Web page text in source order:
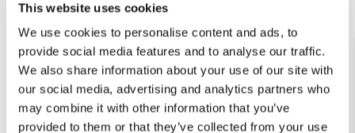
This website uses cookies
We use cookies to personalise content and ads, to
provide social media features and to analyse our traffic.
We also share information about your use of our site with
our social media, advertising and analytics partners who
may combine it with other information that you’ve
provided to them or that they’ve collected from your use
Poster: Kom mee, Kees,
Loes Riphagen
€ 9,99
Poster: Une belle histoire,
Angelique Weijers
€ 9,99